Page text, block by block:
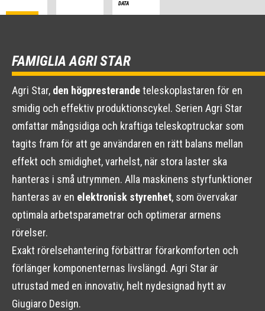
DATA
FAMIGLIA AGRI STAR
Agri Star, den högpresterandeteleskoplastaren för en
smidig och effektiv produktionscykel. Serien Agri Star
omfattar mångsidiga och kraftiga teleskoptruckar som
tagits fram för att ge användaren en rätt balans mellan
effekt och smidighet, varhelst, när stora laster ska
hanteras i små utrymmen. Alla maskinens styrfunktioner
hanteras av en elektronisk styrenhet, som övervakar
optimala arbetsparametrar och optimerar armens
rörelser.
Exakt rörelsehantering förbättrar förarkomforten och
förlänger komponenternas livslängd. Agri Star är
utrustad med en innovativ, helt nydesignad hytt av
Giugiaro Design.